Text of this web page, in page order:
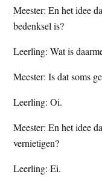
Meester: En het idee
bedenksel is?
Leerling: Wat is
Meester: Is dat soms
Leerling: Oi.
Meester: En het idee
vernietigen?
Leerling: Ei.